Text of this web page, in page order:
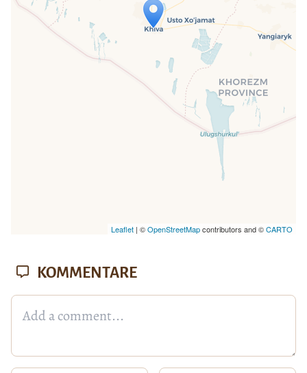
Travelers' Map wird geladen …
Wenn du dies siehst, nachdem deine
Seite vollständig geladen wurde,
fehlen leafletJS-Dateien.
Leaflet| ©OpenStreetMapcontributors and ©CARTO
KOMMENTARE